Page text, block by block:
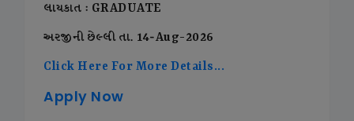
લાયકાત : GRADUATE
અરજીની છેલ્લી તા. 14-Aug-2026
Click Here For More Details...
Apply Now